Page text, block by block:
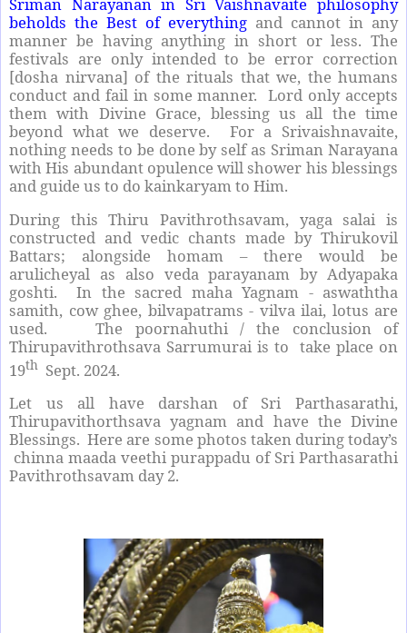
Sriman Narayanan in Sri Vaishnavaite philosophy
beholds the Best of everything and cannot in any
manner be having anything in short or less. The
festivals are only intended to be error correction
[dosha nirvana] of the rituals that we, the humans
conduct and fail in some manner. Lord only accepts
them with Divine Grace, blessing us all the time
beyond what we deserve. For a Srivaishnavaite,
nothing needs to be done by self as Sriman Narayana
with His abundant opulence will shower his blessings
and guide us to do kainkaryam to Him.
During this Thiru Pavithrothsavam, yaga salai is
constructed and vedic chants made by Thirukovil
Battars; alongside homam – there would be
arulicheyal as also veda parayanam by Adyapaka
goshti. In the sacred maha Yagnam - aswaththa
samith, cow ghee, bilvapatrams - vilva ilai, lotus are
used. The poornahuthi / the conclusion of
Thirupavithrothsava Sarrumurai is to take place on
19th Sept. 2024.
Let us all have darshan of Sri Parthasarathi,
Thirupavithorthsava yagnam and have the Divine
Blessings. Here are some photos taken during today’s
chinna maada veethi purappadu of Sri Parthasarathi
Pavithrothsavam day 2.